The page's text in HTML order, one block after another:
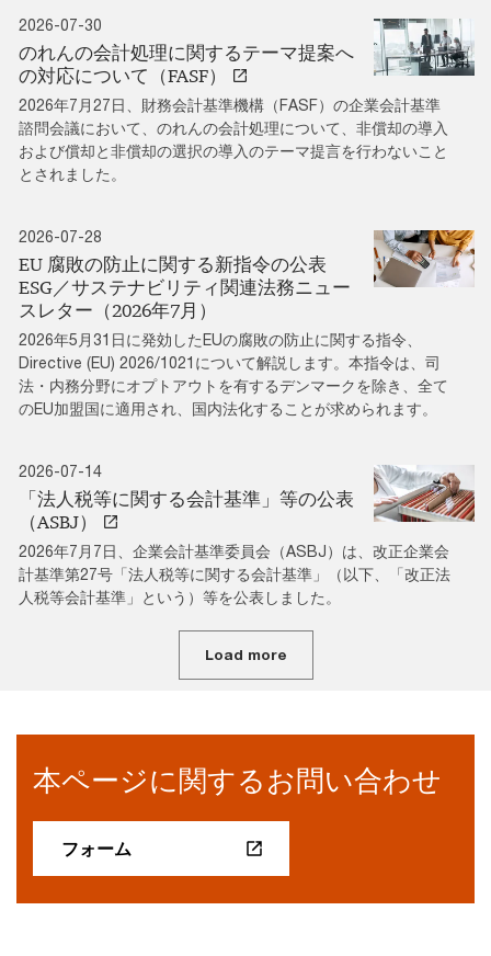
2026-07-30
のれんの会計処理に関するテーマ提案へ
の対応について（FASF）
2026年7月27日、財務会計基準機構（FASF）の企業会計基準
諮問会議において、のれんの会計処理について、非償却の導入
および償却と非償却の選択の導入のテーマ提言を行わないこと
とされました。
2026-07-28
EU 腐敗の防止に関する新指令の公表
ESG／サステナビリティ関連法務ニュー
スレター（2026年7月）
2026年5月31日に発効したEUの腐敗の防止に関する指令、
Directive (EU) 2026/1021について解説します。本指令は、司
法・内務分野にオプトアウトを有するデンマークを除き、全て
のEU加盟国に適用され、国内法化することが求められます。
2026-07-14
「法人税等に関する会計基準」等の公表
（ASBJ）
2026年7月7日、企業会計基準委員会（ASBJ）は、改正企業会
計基準第27号「法人税等に関する会計基準」（以下、「改正法
人税等会計基準」という）等を公表しました。
Load more
本ページに関するお問い合わせ
フォーム